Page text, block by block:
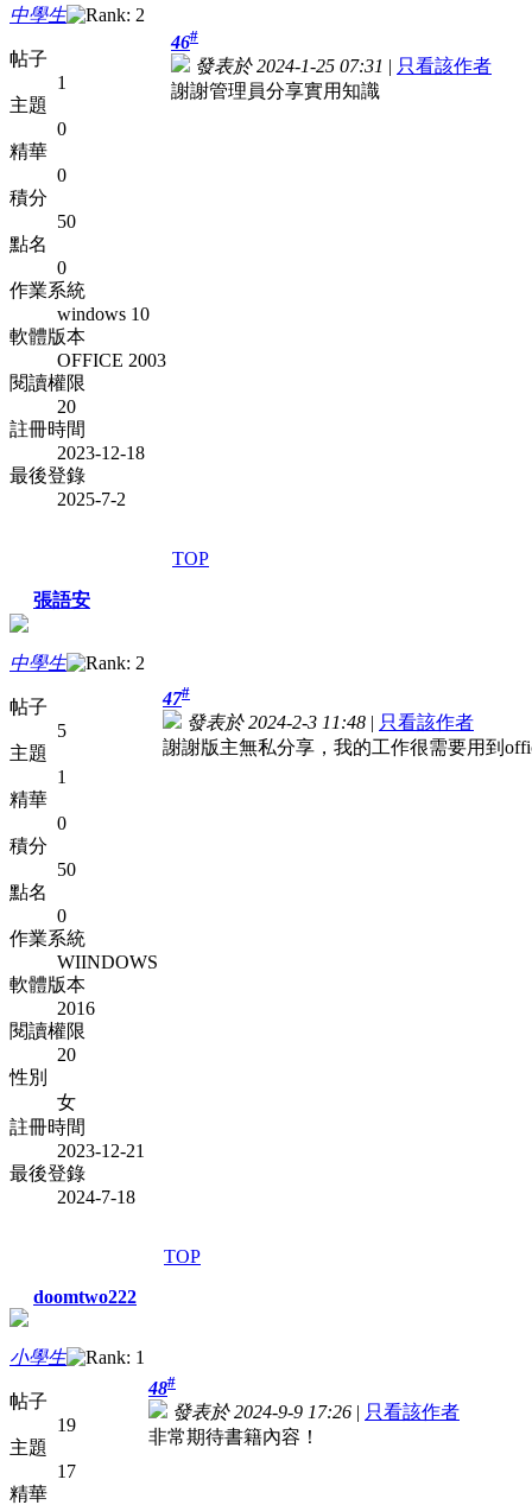
中學生
帖子
1
主題
0
精華
0
積分
50
點名
0
作業系統
windows 10
軟體版本
OFFICE 2003
閱讀權限
20
註冊時間
2023-12-18
最後登錄
2025-7-2
46#
發表於 2024-1-25 07:31 | 只看該作者
謝謝管理員分享實用知識
TOP
張語安
中學生
帖子
5
主題
1
精華
0
積分
50
點名
0
作業系統
WIINDOWS
軟體版本
2016
閱讀權限
20
性別
女
註冊時間
2023-12-21
最後登錄
2024-7-18
47#
發表於 2024-2-3 11:48 | 只看該作者
謝謝版主無私分享，我的工作很需要用到
TOP
doomtwo222
小學生
帖子
19
主題
17
精華
48#
發表於 2024-9-9 17:26 | 只看該作者
非常期待書籍內容！